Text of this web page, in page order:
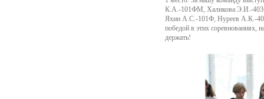
К.А.-101ФМ, Халикова Э.И.-
Яхин А.С.-101Ф, Нуреев А.К.-
победой в этих соревнованиях,
держать!